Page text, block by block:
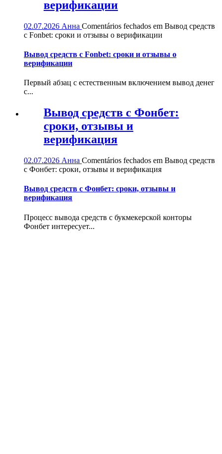
верификации
02.07.2026 Анна Comentários fechados em Вывод средств
с Fonbet: сроки и отзывы о верификации
Вывод средств с Fonbet: сроки и отзывы о
верификации
Первый абзац с естественным включением вывод денег
с...
Вывод средств с Фонбет:
сроки, отзывы и
верификация
02.07.2026 Анна Comentários fechados em Вывод средств
с Фонбет: сроки, отзывы и верификация
Вывод средств с Фонбет: сроки, отзывы и
верификация
Процесс вывода средств с букмекерской конторы
Фонбет интересует...